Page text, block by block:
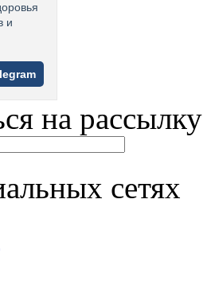
и
на рассылку
сетях